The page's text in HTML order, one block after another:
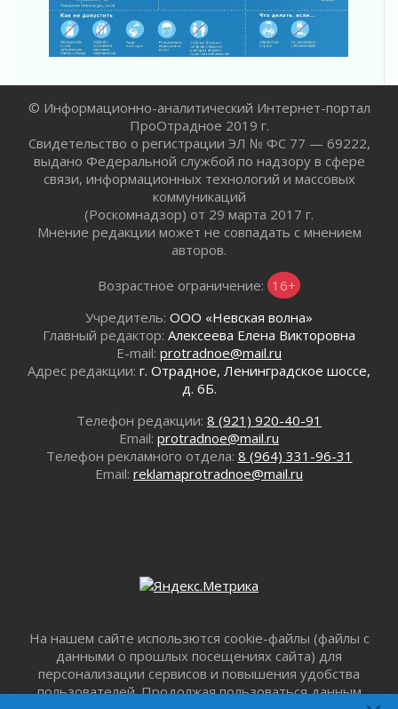
Комфортное лето: в Ленобласти 30 июля
ожидается теплая и сухая погода
30 июля 2026
закроют для движения в ночь на 31 июля
30 июля 2026
Волейболисты из Всеволожского района
представят Ленинградскую область на
всероссийском финале в Москве
30 июля 2026
«Кубок Защитников Отечества» для
ветеранов СВО стартовал в Выборге
30 июля 2026
Заблудившегося пенсионера вывели из леса в
Тосненском районе
Редкие птенцы козодоя вылупились во
Всеволожском районе Ленобласти
Изменение расписания 565 автобуса
Объявлена продажа инвестиционных паев
29 июля 2026
Пик топливного кризиса в Ленинградской
Легкоатлеты Ленинградской области вошли в
Сотрудница почты в Кингисеппе
инсценировала пожар после кражи почти
полумиллиона рублей
© Информационно-аналитический Интернет-портал
ПроОтрадное 2019 г.
Свидетельство о регистрации ЭЛ № ФС 77 — 69222,
выдано Федеральной службой по надзору в сфере
связи, информационных технологий и массовых
коммуникаций
(Роскомнадзор) от 29 марта 2017 г.
Мнение редакции может не совпадать с мнением
авторов.
Возрастное ограничение: 16+
Учредитель: ООО «Невская волна»
Главный редактор: Алексеева Елена Викторовна
E-mail: protradnoe@mail.ru
Адрес редакции: г. Отрадное, Ленинградское шоссе,
д. 6Б.
Телефон редакции: 8 (921) 920-40-91
Email: protradnoe@mail.ru
Телефон рекламного отдела: 8 (964) 331-96-31
Email: reklamaprotradnoe@mail.ru
На нашем сайте использются cookie-файлы (файлы с
данными о прошлых посещениях сайта) для
персонализации сервисов и повышения удобства
пользователей. Продолжая пользоваться данным